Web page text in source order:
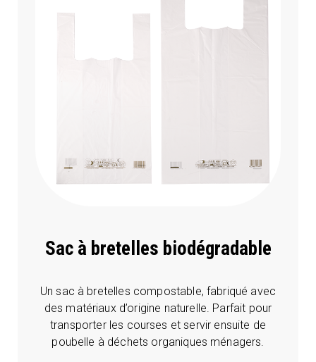
Sac à bretelles biodégradable
Un sac à bretelles compostable, fabriqué avec
des matériaux d’origine naturelle. Parfait pour
transporter les courses et servir ensuite de
poubelle à déchets organiques ménagers.